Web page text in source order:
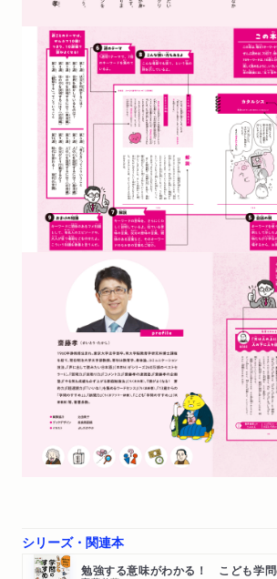
第5週 「観察する」ってこういうこと
1日め 先入観
2日め 固定観念
3日め メタ
4日め 主観／客観
5日め ポジティブ／ネガティブ
6日め 凝視／俯瞰
7日め ミクロ／マクロ
名言コラム5 デカルト「われ思う、ゆえに
第6週 「考える」ってこういうこと
1日め 具体的／抽象的
2日め 一般的／個人的
3日め 絶対的／相対的
4日め 哲学
5日め 理性／感情
6日め センス
7日め 偶然／必然
名言コラム6 ソクラテス「無知の知」
2日め 利己的／利他的
3日め 自己中心的
シリーズ・関連本
勉強する意味がわかる！ こども学